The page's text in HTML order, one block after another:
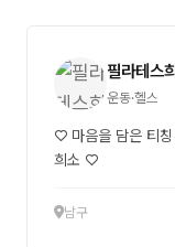
필라테스
운동·헬스
♡ 마음을 담은 티칭
희소 ♡
남구